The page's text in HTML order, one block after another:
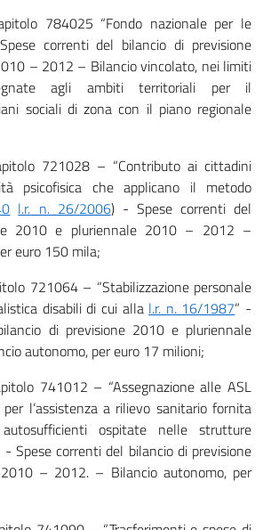
784025 “Fondo nazionale per le
correnti del bilancio di previsione
– 2012 – Bilancio vincolato, nei limiti
agli ambiti territoriali per il
sociali di zona con il piano regionale
721028 – “Contributo ai cittadini
psicofisica che applicano il metodo
l.r. n. 26/2006) - Spese correnti del
2010 e pluriennale 2010 – 2012 –
euro 150 mila;
721064 – “Stabilizzazione personale
disabili di cui alla l.r. n. 16/1987” -
di previsione 2010 e pluriennale
autonomo, per euro 17 milioni;
741012 – “Assegnazione alle ASL
l’assistenza a rilievo sanitario fornita
ospitate nelle strutture
Spese correnti del bilancio di previsione
– 2012. – Bilancio autonomo, per